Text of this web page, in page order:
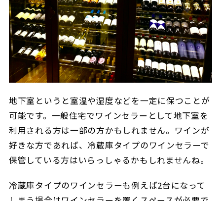
地下室というと室温や湿度などを一定に保つことが
可能です。一般住宅でワインセラーとして地下室を
利用される方は一部の方かもしれません。ワインが
好きな方であれば、冷蔵庫タイプのワインセラーで
保管している方はいらっしゃるかもしれませんね。
冷蔵庫タイプのワインセラーも例えば2台になって